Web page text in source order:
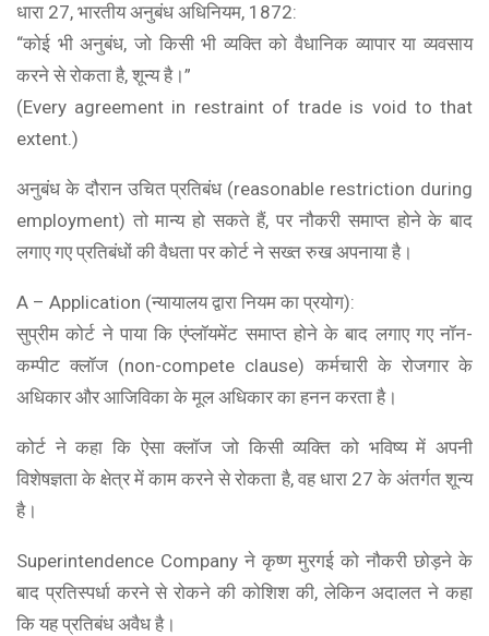
धारा 27, भारतीय अनुबंध अधिनियम, 1872:
“कोई भी अनुबंध, जो किसी भी व्यक्ति को वैधानिक व्यापार या व्यवसाय
करने से रोकता है, शून्य है।”
(Every agreement in restraint of trade is void to that
extent.)
अनुबंध के दौरान उचित प्रतिबंध (reasonable restriction during
employment) तो मान्य हो सकते हैं, पर नौकरी समाप्त होने के बाद
लगाए गए प्रतिबंधों की वैधता पर कोर्ट ने सख्त रुख अपनाया है।
A – Application (न्यायालय द्वारा नियम का प्रयोग):
सुप्रीम कोर्ट ने पाया कि एंप्लॉयमेंट समाप्त होने के बाद लगाए गए नॉन-
कम्पीट क्लॉज (non-compete clause) कर्मचारी के रोजगार के
अधिकार और आजिविका के मूल अधिकार का हनन करता है।
कोर्ट ने कहा कि ऐसा क्लॉज जो किसी व्यक्ति को भविष्य में अपनी
विशेषज्ञता के क्षेत्र में काम करने से रोकता है, वह धारा 27 के अंतर्गत शून्य
है।
Superintendence Company ने कृष्ण मुरगई को नौकरी छोड़ने के
बाद प्रतिस्पर्धा करने से रोकने की कोशिश की, लेकिन अदालत ने कहा
कि यह प्रतिबंध अवैध है।